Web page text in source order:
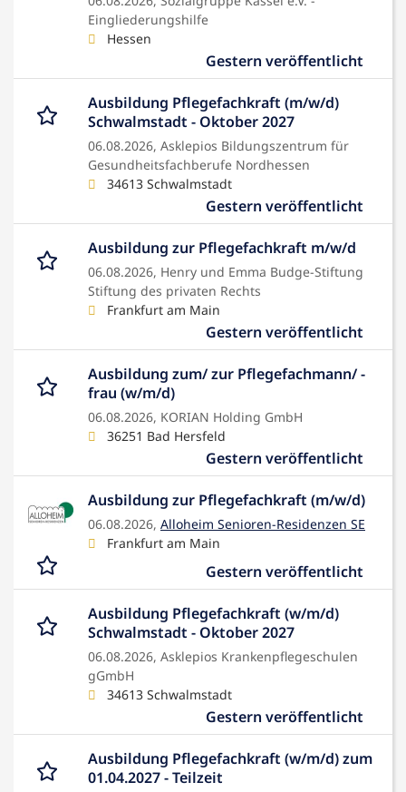
Eingliederungshilfe
Hessen
Gestern veröffentlicht
Ausbildung Pflegefachkraft (m/w/d)
Schwalmstadt - Oktober 2027
06.08.2026, Asklepios Bildungszentrum für
Gesundheitsfachberufe Nordhessen
34613 Schwalmstadt
Gestern veröffentlicht
Ausbildung zur Pflegefachkraft m/w/d
06.08.2026, Henry und Emma Budge-Stiftung
Stiftung des privaten Rechts
Frankfurt am Main
Gestern veröffentlicht
Ausbildung zum/ zur Pflegefachmann/ -
frau (w/m/d)
06.08.2026, KORIAN Holding GmbH
36251 Bad Hersfeld
Gestern veröffentlicht
Ausbildung zur Pflegefachkraft (m/w/d)
06.08.2026, Alloheim Senioren-Residenzen SE
Frankfurt am Main
Gestern veröffentlicht
Ausbildung Pflegefachkraft (w/m/d)
Schwalmstadt - Oktober 2027
06.08.2026, Asklepios Krankenpflegeschulen
gGmbH
34613 Schwalmstadt
Gestern veröffentlicht
Ausbildung Pflegefachkraft (w/m/d) zum
01.04.2027 - Teilzeit